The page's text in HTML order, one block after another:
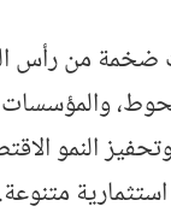
ضخمة من رأس
النمو